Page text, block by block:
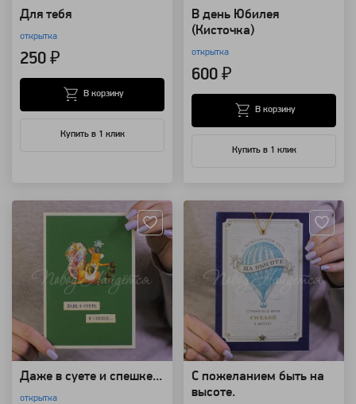
Для тебя
открытка
250 ₽
Купить в 1 клик
В корзину
В день Юбилея
(Кисточка)
открытка
600 ₽
Купить в 1 клик
В корзину
Даже в суете и спешке...
открытка
С пожеланием быть на
высоте.